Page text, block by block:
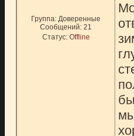
Группа: Доверенные
Сообщений: 21
Статус: Offline